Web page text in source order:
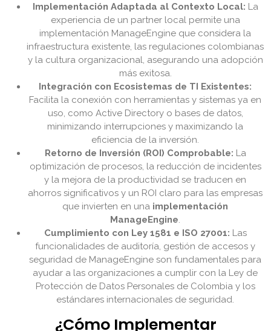
Implementación Adaptada al Contexto Local: La
experiencia de un partner local permite una
implementación ManageEngine que considera la
infraestructura existente, las regulaciones colombianas
y la cultura organizacional, asegurando una adopción
más exitosa.
Integración con Ecosistemas de TI Existentes:
Facilita la conexión con herramientas y sistemas ya en
uso, como Active Directory o bases de datos,
minimizando interrupciones y maximizando la
eficiencia de la inversión.
Retorno de Inversión (ROI) Comprobable: La
optimización de procesos, la reducción de incidentes
y la mejora de la productividad se traducen en
ahorros significativos y un ROI claro para las empresas
que invierten en una implementación
ManageEngine.
Cumplimiento con Ley 1581 e ISO 27001: Las
funcionalidades de auditoría, gestión de accesos y
seguridad de ManageEngine son fundamentales para
ayudar a las organizaciones a cumplir con la Ley de
Protección de Datos Personales de Colombia y los
estándares internacionales de seguridad.
¿Cómo Implementar